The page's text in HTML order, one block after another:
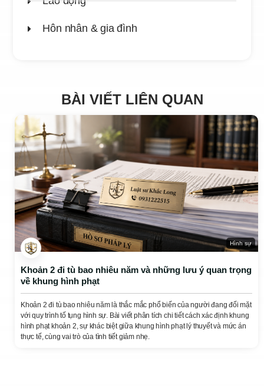
Hôn nhân & gia đình
BÀI VIẾT LIÊN QUAN
Hình sự
Khoản 2 đi tù bao nhiêu năm và những lưu ý quan trọng
về khung hình phạt
Khoản 2 đi tù bao nhiêu năm là thắc mắc phổ biến của người đang đối mặt
với quy trình tố tụng hình sự. Bài viết phân tích chi tiết cách xác định khung
hình phạt khoản 2, sự khác biệt giữa khung hình phạt lý thuyết và mức án
thực tế, cùng vai trò của tình tiết giảm nhẹ.